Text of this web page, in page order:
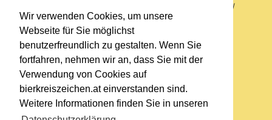
Wir verwenden Cookies, um unsere
Webseite für Sie möglichst
benutzerfreundlich zu gestalten. Wenn Sie
fortfahren, nehmen wir an, dass Sie mit der
Verwendung von Cookies auf
bierkreiszeichen.at einverstanden sind.
Weitere Informationen finden Sie in unseren
Sie befinden sich auf https://www.bierkreiszeichen.at/
im Pfad:Bierkreiszeichen/Gesammelte Biere
Erstellt: 2026-08-10
Links
Impressum